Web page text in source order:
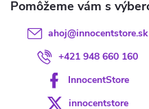
ahoj@innocentstore.sk
+421 948 660 160
InnocentStore
innocentstore